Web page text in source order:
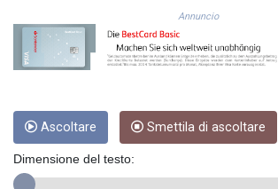
DJF 205.46888
DKK 7.477932
EGP 57.293288
ERN 17.342035
FJD 2.553384
Annuncio
Ascoltare Smettila di ascoltare
Dimensione del testo: